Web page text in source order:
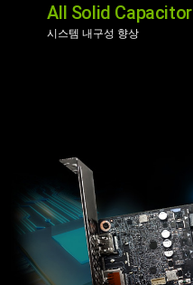
All Solid Capacitor
시스템 내구성 향상